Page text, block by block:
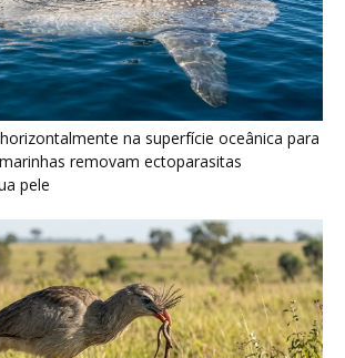
na superfície oceânica para
removam ectoparasitas
pele